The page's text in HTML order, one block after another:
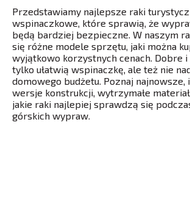
Przedstawiamy najlepsze raki
wspinaczkowe, które sprawią, że
będą bardziej bezpieczne. W naszym
się różne modele sprzętu, jaki można
wyjątkowo korzystnych cenach. Dobre i
tylko ułatwią wspinaczkę, ale też nie
domowego budżetu. Poznaj najnowsze,
wersje konstrukcji, wytrzymałe
jakie raki najlepiej sprawdzą się
górskich wypraw.